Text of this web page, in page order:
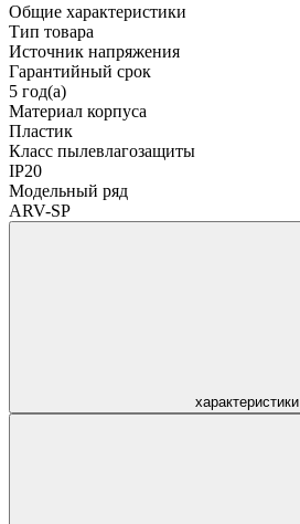
Общие характеристики
Тип товара
Источник напряжения
Гарантийный срок
5 год(а)
Материал корпуса
Пластик
Класс пылевлагозащиты
IP20
Модельный ряд
ARV-SP
характеристики